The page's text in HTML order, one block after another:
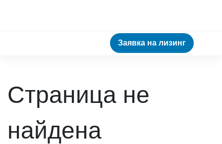
Заявка на лизинг
Страница не
найдена